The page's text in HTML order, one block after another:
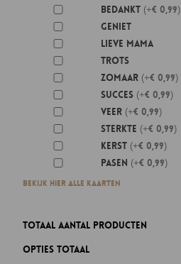
Bedankt (+€ 0,99)
Geniet
Lieve mama
Trots
Zomaar (+€ 0,99)
Succes (+€ 0,99)
Veer (+€ 0,99)
Sterkte (+€ 0,99)
Kerst (+€ 0,99)
Pasen (+€ 0,99)
Bekijk hier alle kaarten
Totaal aantal producten
Opties totaal